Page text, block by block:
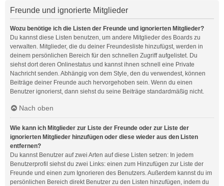
Freunde und ignorierte Mitglieder
Wozu benötige ich die Listen der Freunde und ignorierten Mitglieder?
Du kannst diese Listen benutzen, um andere Mitglieder des Boards zu
verwalten. Mitglieder, die du deiner Freundesliste hinzufügst, werden in
deinem persönlichen Bereich für den schnellen Zugriff aufgelistet. Du
siehst dort deren Onlinestatus und kannst ihnen schnell eine Private
Nachricht senden. Abhängig von dem Style, den du verwendest, können
Beiträge deiner Freunde auch hervorgehoben sein. Wenn du einen
Benutzer ignorierst, dann siehst du seine Beiträge standardmäßig nicht.
Nach oben
Wie kann ich Mitglieder zur Liste der Freunde oder zur Liste der
ignorierten Mitglieder hinzufügen oder diese wieder aus den Listen
entfernen?
Du kannst Benutzer auf zwei Arten auf diese Listen setzen: In jedem
Benutzerprofil siehst du zwei Links: einen zum Hinzufügen zur Liste der
Freunde und einen zum Ignorieren des Benutzers. Außerdem kannst du im
persönlichen Bereich direkt Benutzer zu den Listen hinzufügen, indem du